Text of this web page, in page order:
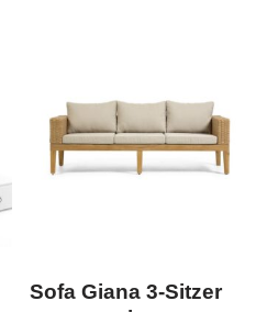
Sofa Giana 3-Sitzer